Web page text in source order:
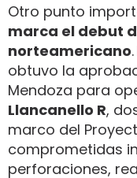
Otro punto
marca el debut
norteamericano
obtuvo la
Mendoza para
Llancanello R,
marco del
comprometidas
perforaciones,